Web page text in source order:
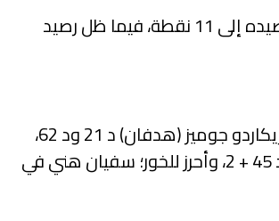
ورفع الوكرة رصيده إلى 11 نقطة، فيما ظل رصيد
سجل للوكرة؛ ريكاردو جوميز (هدفان) د 21 ود 62،
وأيوب عسال د 45 + 2، وأحرز للخور؛ سفيان هني في